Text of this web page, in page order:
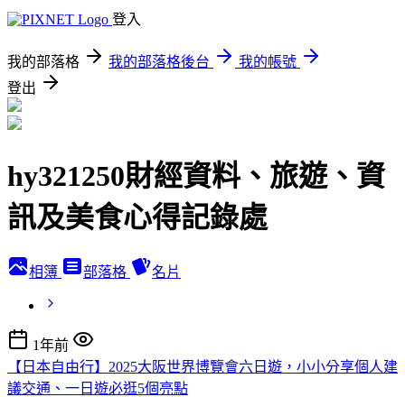
登入
我的部落格 我的部落格後台
我的帳號
登出
hy321250財經資料、旅遊、資
訊及美食心得記錄處
相簿 部落格 名片
1年前
【日本自由行】2025大阪世界博覽會六日遊，小小分享個人建
議交通、一日遊必逛5個亮點